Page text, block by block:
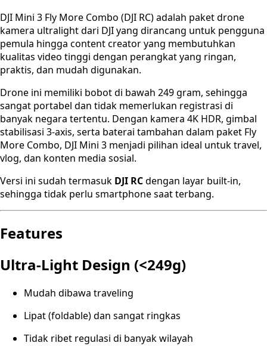
DJI Mini 3 Fly More Combo (DJI RC) adalah paket drone
kamera ultralight dari DJI yang dirancang untuk pengguna
pemula hingga content creator yang membutuhkan
kualitas video tinggi dengan perangkat yang ringan,
praktis, dan mudah digunakan.
Drone ini memiliki bobot di bawah 249 gram, sehingga
sangat portabel dan tidak memerlukan registrasi di
banyak negara tertentu. Dengan kamera 4K HDR, gimbal
stabilisasi 3-axis, serta baterai tambahan dalam paket Fly
More Combo, DJI Mini 3 menjadi pilihan ideal untuk travel,
vlog, dan konten media sosial.
Versi ini sudah termasuk DJI RCdengan layar built-in,
sehingga tidak perlu smartphone saat terbang.
Features
Ultra-Light Design (<249g)
Mudah dibawa traveling
Lipat (foldable) dan sangat ringkas
Tidak ribet regulasi di banyak wilayah